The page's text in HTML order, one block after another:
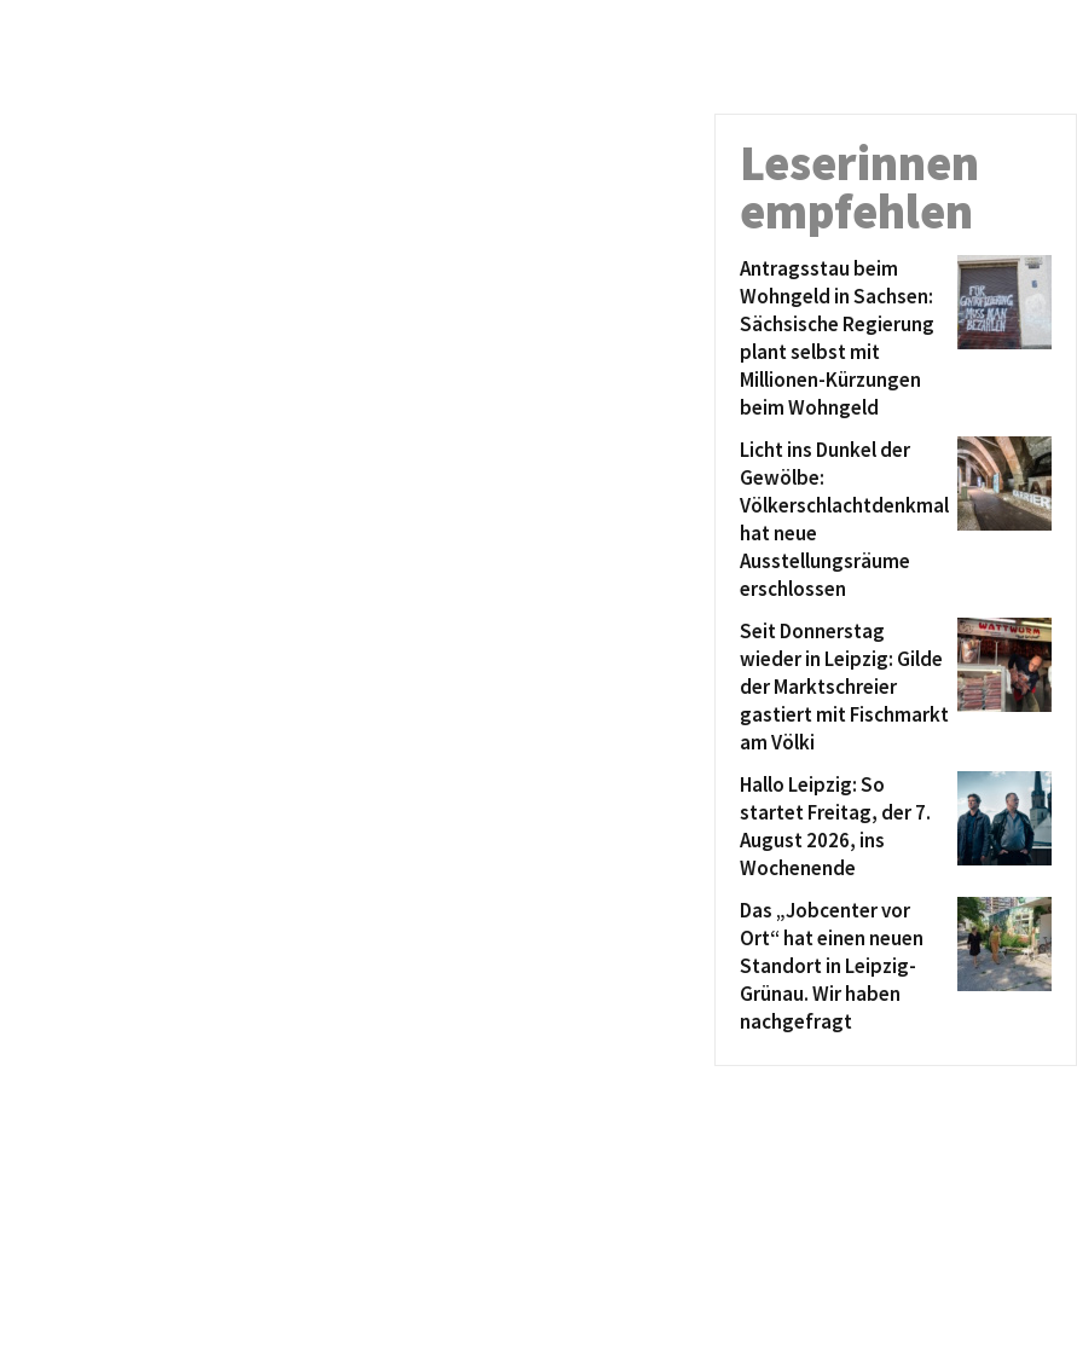
Leserinnen
empfehlen
Antragsstau beim
Wohngeld in Sachsen:
Sächsische Regierung
plant selbst mit
Millionen-Kürzungen
beim Wohngeld
Licht ins Dunkel der
Gewölbe:
Völkerschlachtdenkmal
hat neue
Ausstellungsräume
erschlossen
Seit Donnerstag
wieder in Leipzig: Gilde
der Marktschreier
gastiert mit Fischmarkt
am Völki
Hallo Leipzig: So
startet Freitag, der 7.
August 2026, ins
Wochenende
Das „Jobcenter vor
Ort“ hat einen neuen
Standort in Leipzig-
Grünau. Wir haben
nachgefragt